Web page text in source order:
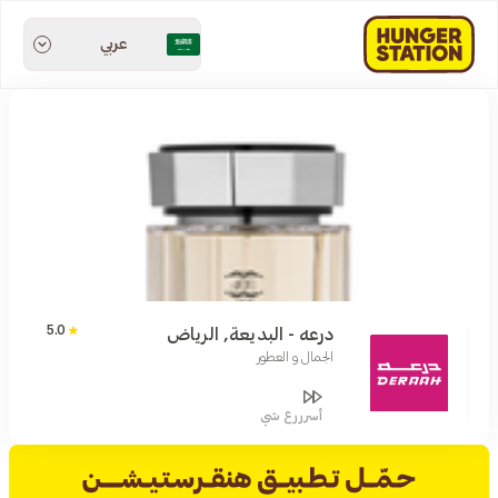
عربي
درعه - البديعة, الرياض
الجمال و العطور
5.0
أسرررع شي